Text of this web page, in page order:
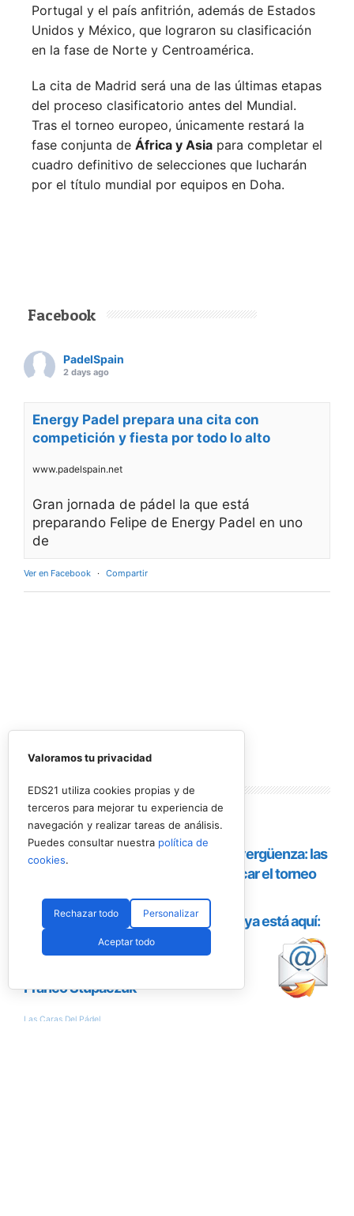
Portugal y el país anfitrión, además de Estados
Unidos y México, que lograron su clasificación
en la fase de Norte y Centroamérica.
La cita de Madrid será una de las últimas etapas
del proceso clasificatorio antes del Mundial.
Tras el torneo europeo, únicamente restará la
fase conjunta de África y Asia para completar el
cuadro definitivo de selecciones que lucharán
por el título mundial por equipos en Doha.
Facebook
PadelSpain
2 days ago
Energy Padel prepara una cita con
competición y fiesta por todo lo alto
www.padelspain.net
Gran jornada de pádel la que está
preparando Felipe de Energy Padel en uno
de
Ver en Facebook · Compartir
Lo másleído
Valoramos tu privacidad
EDS21 utiliza cookies propias y de
terceros para mejorar tu experiencia de
navegación y realizar tareas de análisis.
Puedes consultar nuestra política de
cookies.
Rechazar todo Personalizar
Aceptar todo